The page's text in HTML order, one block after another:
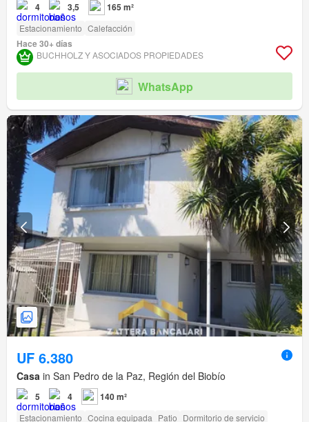
4 3,5 165 m²
Estacionamiento Calefacción
Hace 30+ días
BUCHHOLZ Y ASOCIADOS PROPIEDADES
WhatsApp
UF 6.380
Casa in San Pedro de la Paz, Región del Biobío
5 4 140 m²
Estacionamiento Cocina equipada Patio Dormitorio de servicio